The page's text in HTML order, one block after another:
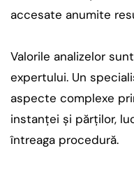
accesate anumite
Valorile analizelor
expertului. Un
aspecte complexe
instanței și părților,
întreaga procedură.